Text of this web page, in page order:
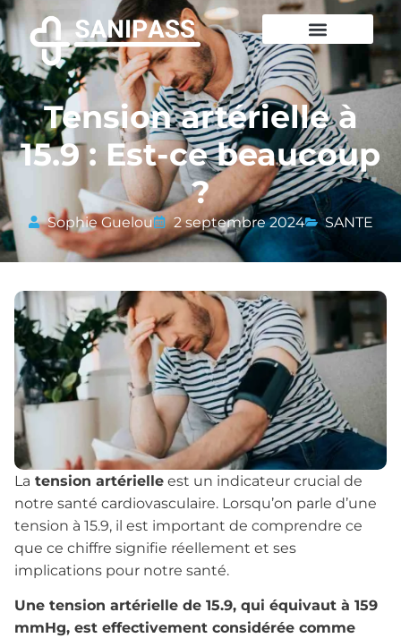
Tension artérielle à
15.9 : Est-ce beaucoup
?
Sophie Guelou 2 septembre 2024 SANTE
La tension artérielle est un indicateur crucial de
notre santé cardiovasculaire. Lorsqu’on parle d’une
tension à 15.9, il est important de comprendre ce
que ce chiffre signifie réellement et ses
implications pour notre santé.
Une tension artérielle de 15.9, qui équivaut à 159
mmHg, est effectivement considérée comme